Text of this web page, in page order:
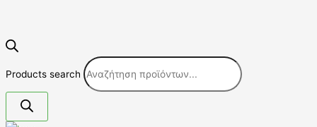
Products search